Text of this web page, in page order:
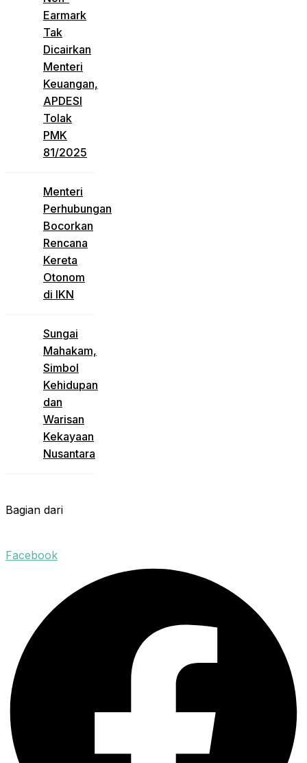
Earmark
Tak
Dicairkan
Menteri
Keuangan,
APDESI
Tolak
PMK
81/2025
Menteri
Perhubungan
Bocorkan
Rencana
Kereta
Otonom
di IKN
Sungai
Mahakam,
Simbol
Kehidupan
dan
Warisan
Kekayaan
Nusantara
Bagian dari
Facebook